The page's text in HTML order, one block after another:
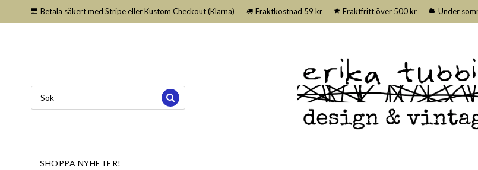
Betala säkert med Stripe eller Kustom Checkout (Klarna) Fraktkostnad 59 kr Fraktfritt över 500 kr Under
SHOPPA NYHETER!